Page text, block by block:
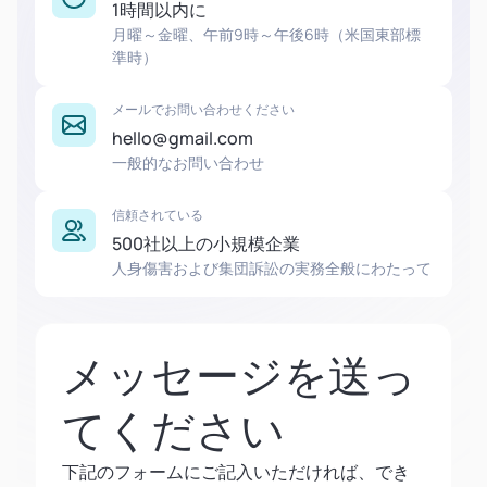
1時間以内に
月曜～金曜、午前9時～午後6時（米国東部標
準時）
メールでお問い合わせください
hello@gmail.com
一般的なお問い合わせ
信頼されている
500社以上の小規模企業
人身傷害および集団訴訟の実務全般にわたって
メッセージを送っ
てください
下記のフォームにご記入いただければ、でき